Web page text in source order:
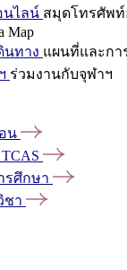
นไลน์ สมุดโทรศัพ
Map
นทาง แผนที่และกา
ร่วมงานกับจุฬาฯ
น
TCAS
รศึกษา
ชา